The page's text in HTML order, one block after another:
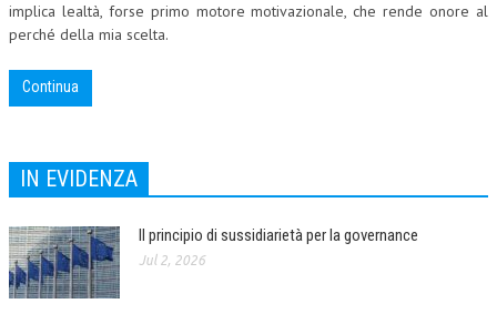
ECONOMIA DELL’ARTE
MARKETING
RISK MANAGEMENT
SVILUPPO SOSTENIBILE
implica lealtà, forse primo motore motivazionale, che rende onore al
perché della mia scelta.
Continua
IN EVIDENZA
Il principio di sussidiarietà per la governance
Jul 2, 2026